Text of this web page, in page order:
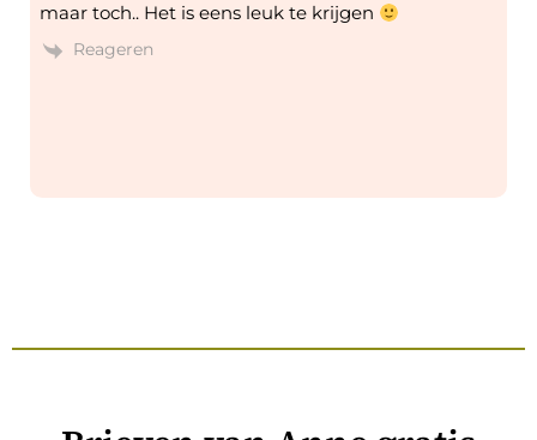
maar toch.. Het is eens leuk te krijgen
Reageren